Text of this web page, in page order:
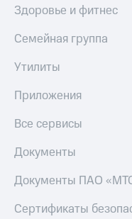
Здоровье и фитнес
Семейная группа
Утилиты
Приложения
Все сервисы
Документы
Документы ПАО
Сертификаты